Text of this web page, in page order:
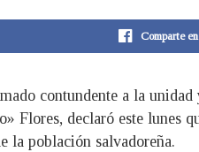
Comparte
contundente a la
Flores, declaró este lunes
la población salvadoreña.